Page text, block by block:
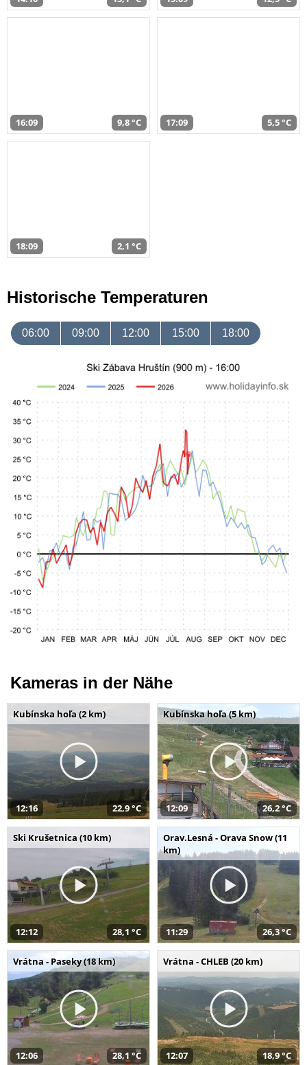
16:09 9,8 °C 17:09 5,5 °C
18:09 2,1 °C
Historische Temperaturen
06:00 09:00 12:00 15:00 18:00
Kameras in der Nähe
Kubínska hoľa (2 km)
12:16 22,9 °C
Kubínska hoľa (5 km)
12:09 26,2 °C
Ski Krušetnica (10 km)
12:12 28,1 °C
Orav.Lesná - Orava Snow (11
km)
11:29 26,3 °C
Vrátna - Paseky (18 km)
12:06 28,1 °C
Vrátna - CHLEB (20 km)
12:07 18,9 °C